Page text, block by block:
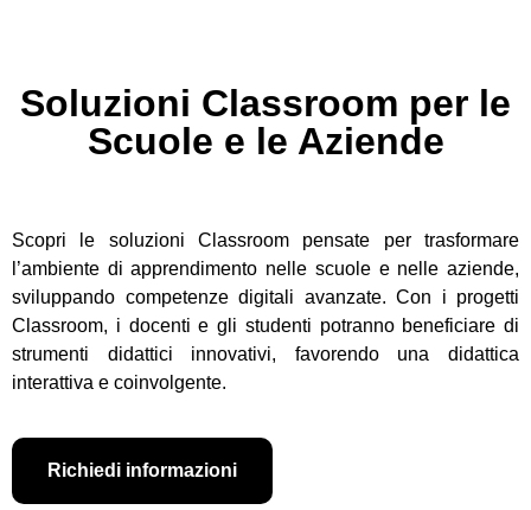
Soluzioni Classroom per le
Scuole e le Aziende
Scopri le soluzioni Classroom pensate per trasformare
l’ambiente di apprendimento nelle scuole e nelle aziende,
sviluppando competenze digitali avanzate. Con i progetti
Classroom, i docenti e gli studenti potranno beneficiare di
strumenti didattici innovativi, favorendo una didattica
interattiva e coinvolgente.
Richiedi informazioni